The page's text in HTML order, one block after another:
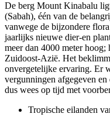
De berg Mount Kinabalu
(Sabah), één van de
vanwege de bijzondere
jaarlijks nieuwe dier-en
meer dan 4000 meter hoog;
Zuidoost-Azië. Het
onvergetelijke ervaring. Er
vergunningen afgegeven
dus wees op tijd met
Tropische eilanden